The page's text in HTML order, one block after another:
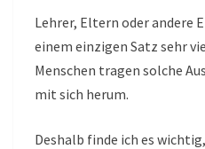
Lehrer, Eltern oder andere
einem einzigen Satz sehr
Menschen tragen solche
mit sich herum.
Deshalb finde ich es